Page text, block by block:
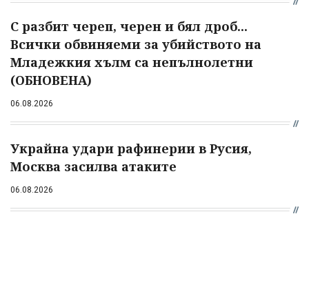
С разбит череп, черен и бял дроб...
Всички обвиняеми за убийството на
Младежкия хълм са непълнолетни
(ОБНОВЕНА)
06.08.2026
Украйна удари рафинерии в Русия,
Москва засилва атаките
06.08.2026